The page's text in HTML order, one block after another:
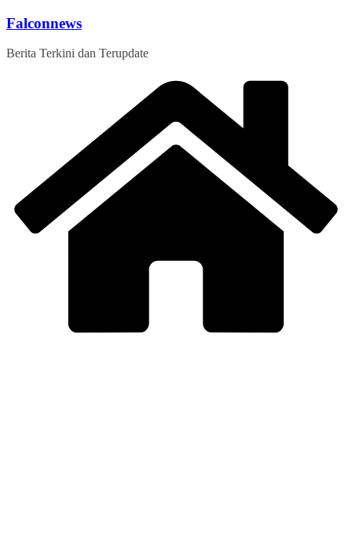
Skip
content
Falconnews
Berita Terkini dan Terupdate